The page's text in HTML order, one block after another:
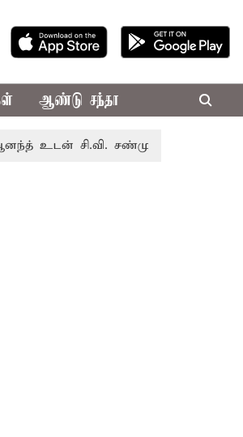
ஆண்டு சந்தா
சி.வி. சண்முகம், வேலுமணி சந்திப்பு